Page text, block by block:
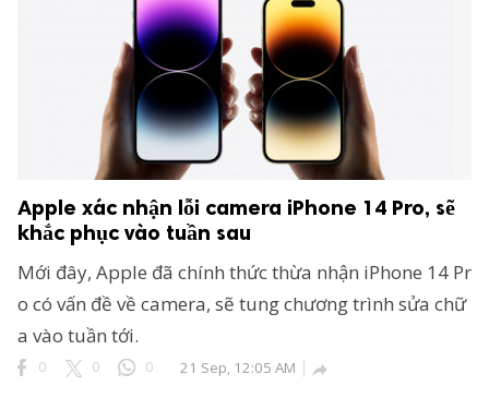
Apple xác nhận lỗi camera iPhone 14 Pro, sẽ
khắc phục vào tuần sau
Mới đây, Apple đã chính thức thừa nhận iPhone 14 Pr
o có vấn đề về camera, sẽ tung chương trình sửa chữ
a vào tuần tới.
0 0 0 21 Sep, 12:05 AM 